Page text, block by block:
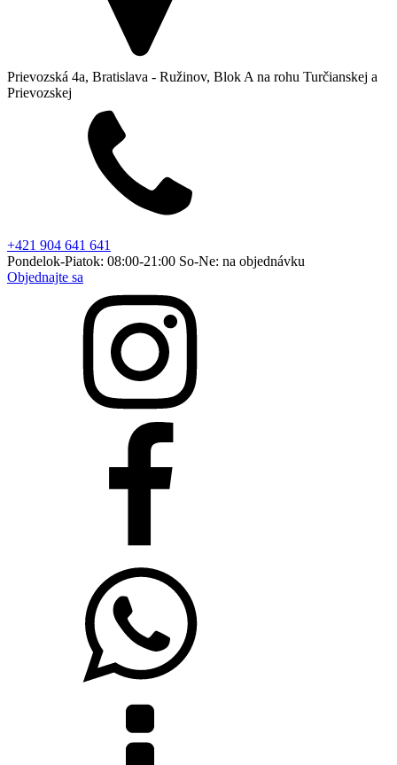
Prievozská 4a, Bratislava - Ružinov, Blok A na rohu Turčianskej a
Prievozskej
+421 904 641 641
Pondelok-Piatok: 08:00-21:00 So-Ne: na objednávku
Objednajte sa